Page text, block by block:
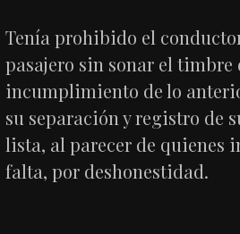
Tenía prohibido el
pasajero sin sonar el timbre
incumplimiento de lo
su separación y registro de
lista, al parecer de quienes
falta, por deshonestidad.